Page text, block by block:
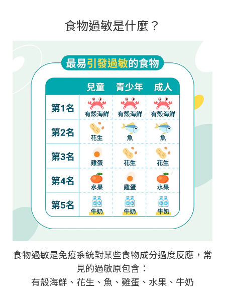
食物過敏是什麼？
食物過敏是免疫系統對某些食物成分過度反應，常
見的過敏原包含：
有殼海鮮、花生、魚、雞蛋、水果、牛奶